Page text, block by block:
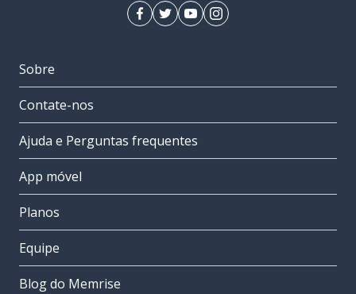
Sobre
Contate-nos
Ajuda e Perguntas frequentes
App móvel
Planos
Equipe
Blog do Memrise